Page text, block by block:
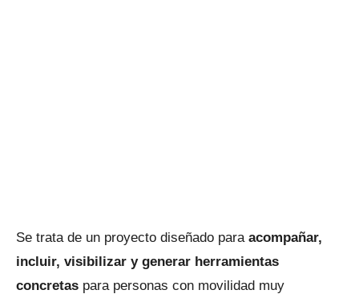
Se trata de un proyecto diseñado para acompañar,
incluir, visibilizar y generar herramientas
concretas para personas con movilidad muy